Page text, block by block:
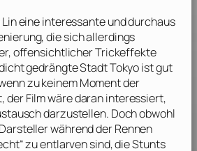
eine interessante und durchaus
die sich allerdings
offensichtlicher Trickeffekte
gedrängte Stadt Tokyo ist gut
zu keinem Moment der
der Film wäre daran interessiert,
darzustellen. Doch obwohl
während der Rennen
zu entlarven sind, die Stunts